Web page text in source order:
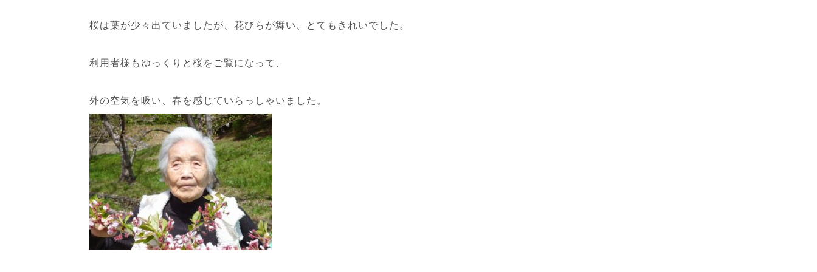
桜は葉が少々出ていましたが、花びらが舞い、とてもきれいでした。
利用者様もゆっくりと桜をご覧になって、
外の空気を吸い、春を感じていらっしゃいました。